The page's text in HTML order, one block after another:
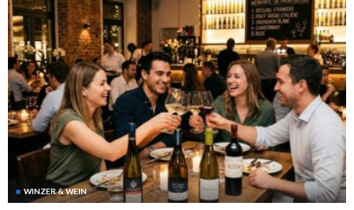
WINZER & WEIN